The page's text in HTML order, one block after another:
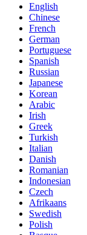
English
Chinese
French
German
Portuguese
Spanish
Russian
Japanese
Korean
Arabic
Irish
Greek
Turkish
Italian
Danish
Romanian
Indonesian
Czech
Afrikaans
Swedish
Polish